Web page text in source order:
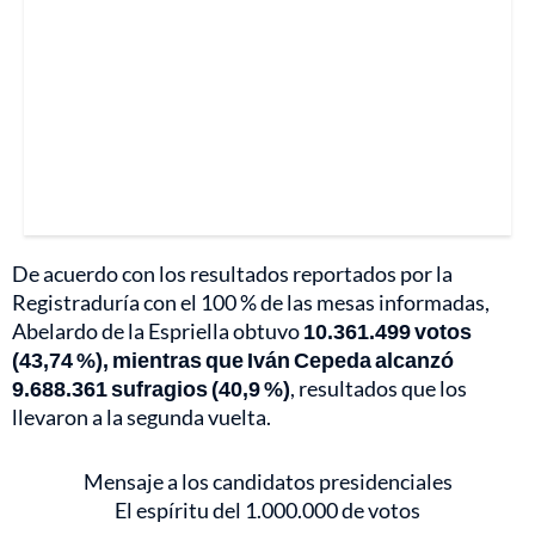
De acuerdo con los resultados reportados por la
Registraduría con el 100 % de las mesas informadas,
Abelardo de la Espriella obtuvo10.361.499 votos
(43,74 %), mientras que Iván Cepeda alcanzó
9.688.361 sufragios (40,9 %), resultados que los
llevaron a la segunda vuelta.
Mensaje a los candidatos presidenciales
El espíritu del 1.000.000 de votos